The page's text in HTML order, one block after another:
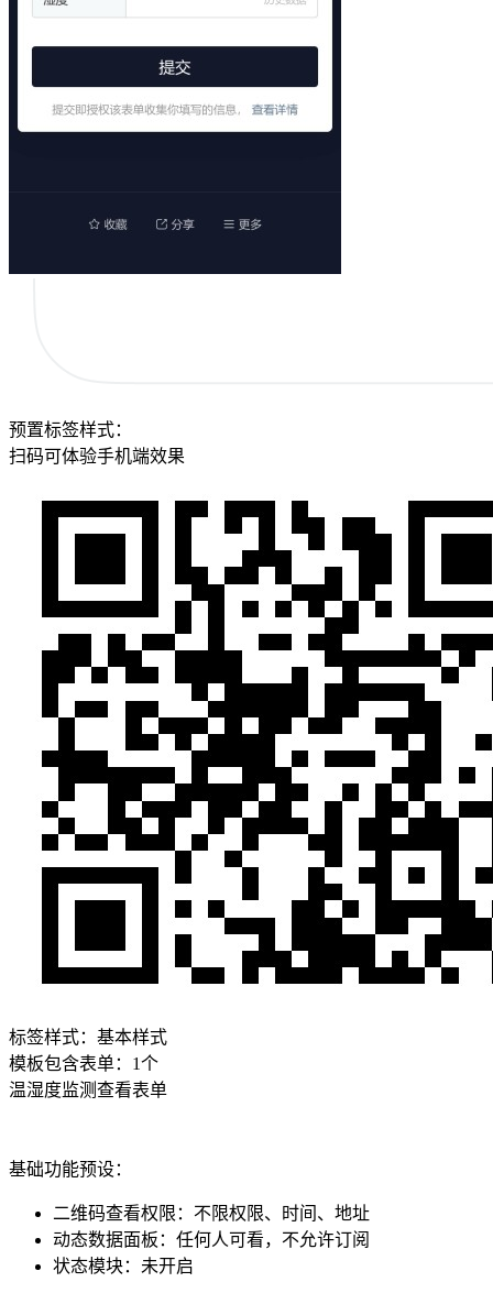
预置标签样式：
扫码可体验手机端效果
标签样式： 基本样式
模板包含表单： 1个
温湿度监测查看表单
基础功能预设：
二维码查看权限 ： 不限权限、时间、地址
动态数据面板 ： 任何人可看，不允许订阅
状态模块： 未开启